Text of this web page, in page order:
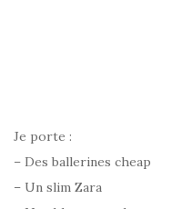
Je porte :
– Des ballerines cheap
– Un slim Zara